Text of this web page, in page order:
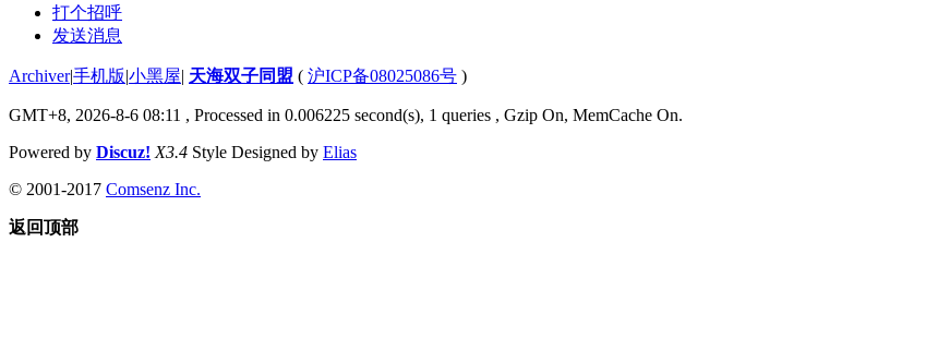
打个招呼
发送消息
Archiver|手机版|小黑屋| 天海双子同盟 ( 沪ICP备08025086号 )
GMT+8, 2026-8-6 08:11 , Processed in 0.006225 second(s), 1 queries , Gzip On, MemCache On.
Powered by Discuz! X3.4 Style Designed by Elias
© 2001-2017 Comsenz Inc.
返回顶部